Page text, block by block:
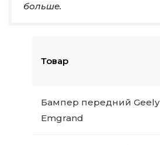
больше.
Товар
Бампер передний Geely
Emgrand